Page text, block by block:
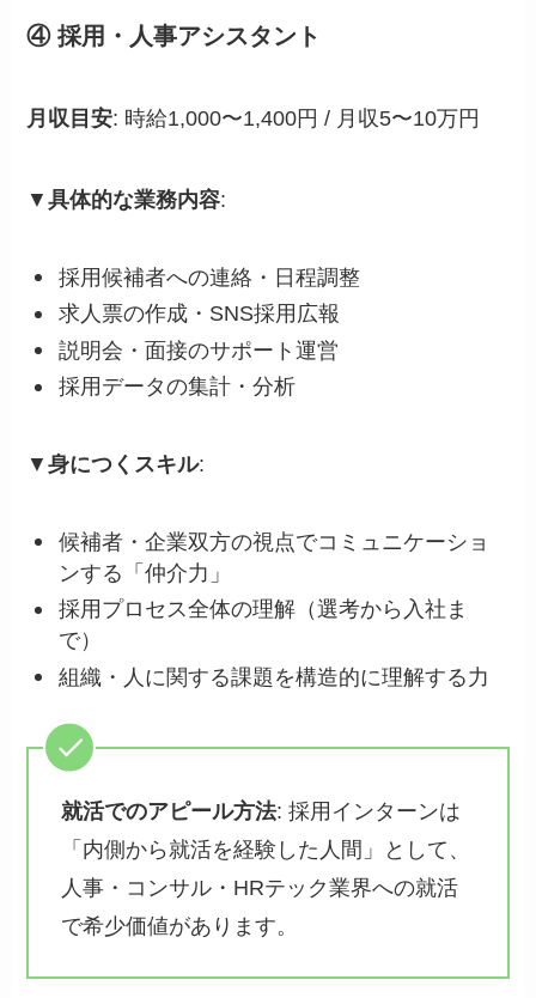
④ 採用・人事アシスタント
月収目安: 時給1,000〜1,400円 / 月収5〜10万円
▼具体的な業務内容:
採用候補者への連絡・日程調整
求人票の作成・SNS採用広報
説明会・面接のサポート運営
採用データの集計・分析
▼身につくスキル:
候補者・企業双方の視点でコミュニケーショ
ンする「仲介力」
採用プロセス全体の理解（選考から入社ま
で）
組織・人に関する課題を構造的に理解する力
就活でのアピール方法: 採用インターンは
「内側から就活を経験した人間」として、
人事・コンサル・HRテック業界への就活
で希少価値があります。